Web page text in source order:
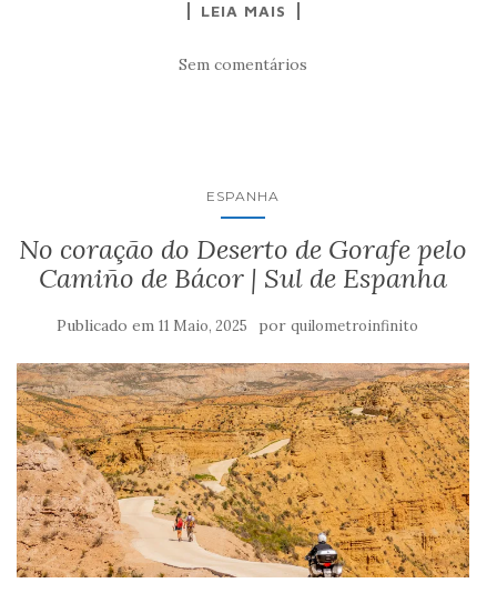
LEIA MAIS
Sem comentários
ESPANHA
No coração do Deserto de Gorafe pelo
Camiño de Bácor | Sul de Espanha
Publicado em 11 Maio, 2025 por quilometroinfinito